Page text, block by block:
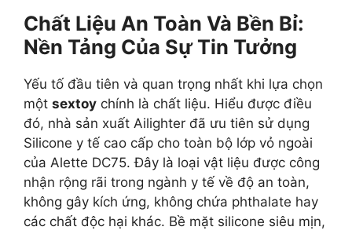
Chất Liệu An Toàn Và Bền Bỉ:
Nền Tảng Của Sự Tin Tưởng
Yếu tố đầu tiên và quan trọng nhất khi lựa chọn
một sextoy chính là chất liệu. Hiểu được điều
đó, nhà sản xuất Ailighter đã ưu tiên sử dụng
Silicone y tế cao cấp cho toàn bộ lớp vỏ ngoài
của Alette DC75. Đây là loại vật liệu được công
nhận rộng rãi trong ngành y tế về độ an toàn,
không gây kích ứng, không chứa phthalate hay
các chất độc hại khác. Bề mặt silicone siêu mịn,